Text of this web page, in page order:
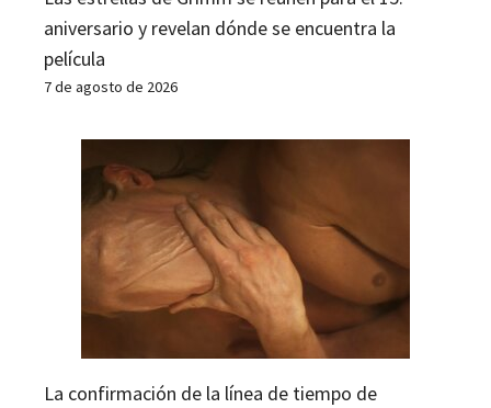
aniversario y revelan dónde se encuentra la
película
7 de agosto de 2026
La confirmación de la línea de tiempo de